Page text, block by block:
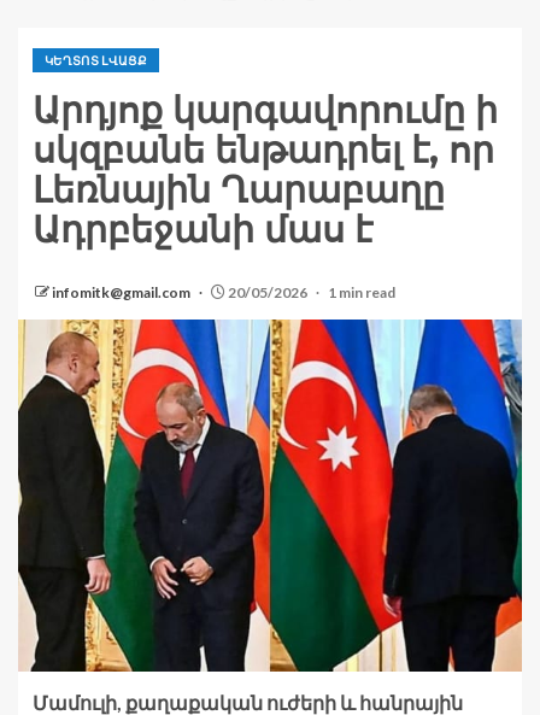
ԿԵՂՏՈՏ ԼՎԱՑՔ
Արդյոք կարգավորումը ի
սկզբանե ենթադրել է, որ
Լեռնային Ղարաբաղը
Ադրբեջանի մաս է
infomitk@gmail.com 20/05/2026 1 min read
Մամուլի, քաղաքական ուժերի և հանրային